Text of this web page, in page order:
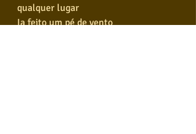
qualquer lugar
Ia feito um pé de vento